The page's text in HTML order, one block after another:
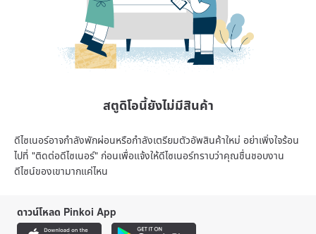
สตูดิโอนี้ยังไม่มีสินค้า
ดีไซเนอร์อาจกำลังพักผ่อนหรือกำลังเตรียมตัวอัพสินค้าใหม่ อย่าเพิ่งใจร้อน
ไปที่ "ติดต่อดีไซเนอร์" ก่อนเพื่อแจ้งให้ดีไซเนอร์ทราบว่าคุณชื่นชอบงาน
ดีไซน์ของเขามากแค่ไหน
ดาวน์โหลด Pinkoi App